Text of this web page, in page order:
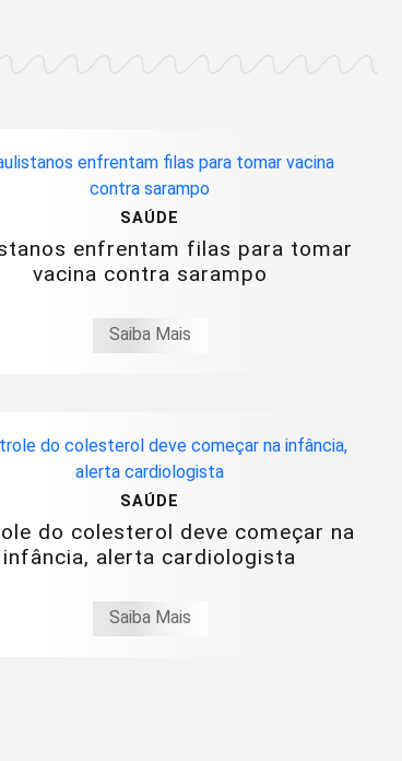
SAÚDE
enfrentam filas para tomar
vacina contra sarampo
Saiba Mais
SAÚDE
do colesterol deve começar na
infância, alerta cardiologista
Saiba Mais